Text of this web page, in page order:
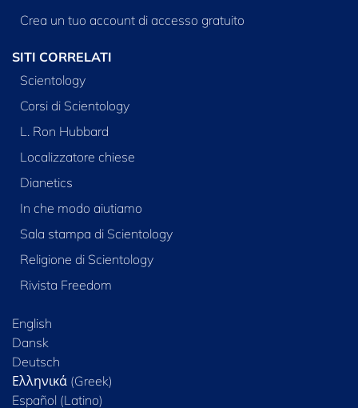
Crea un tuo account di accesso gratuito
SITI CORRELATI
Scientology
Corsi di Scientology
L. Ron Hubbard
Localizzatore chiese
Dianetics
In che modo aiutiamo
Sala stampa di Scientology
Religione di Scientology
Rivista Freedom
English
Dansk
Deutsch
Ελληνικά (Greek)
Español (Latino)